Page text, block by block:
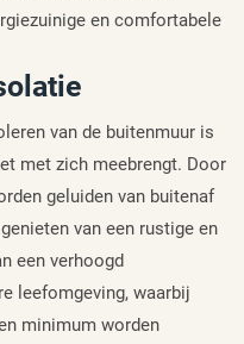
en comfortabele
van de buitenmuur is
met zich meebrengt. Door
geluiden van buitenaf
van een rustige en
een verhoogd
leefomgeving, waarbij
minimum worden